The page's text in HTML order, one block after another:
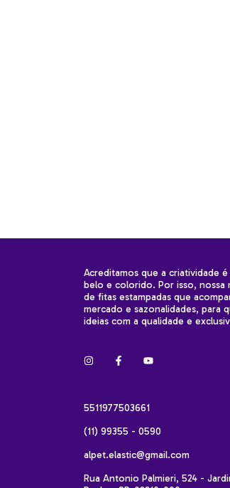
Acreditamos que a criatividade
belo e colorido. Por isso, nossa
de fitas estampadas que
mercado e sazonalidades, para
ideias com a qualidade e
5511977503661
(11) 99355 - 0590
alpet.elastic@gmail.com
Rua Antonio Palmieri, 524 -